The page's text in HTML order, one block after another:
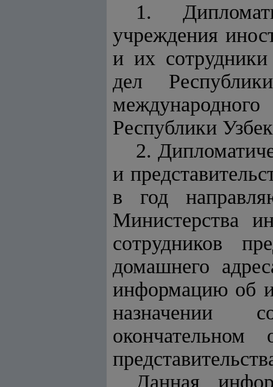
1.
учреждения
и их
дел
Республики
2.
и
в год
Министерства
сотрудников
домашнего
информацию об
назначении
Данная